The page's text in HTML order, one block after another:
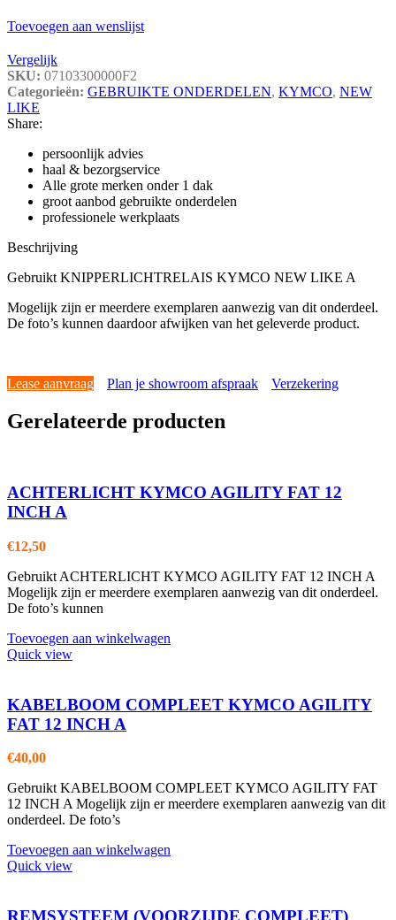
Toevoegen aan wenslijst
Vergelijk
SKU: 07103300000F2
Categorieën: GEBRUIKTE ONDERDELEN, KYMCO, NEW
LIKE
Share:
persoonlijk advies
haal & bezorgservice
Alle grote merken onder 1 dak
groot aanbod gebruikte onderdelen
professionele werkplaats
Beschrijving
Gebruikt KNIPPERLICHTRELAIS KYMCO NEW LIKE A
Mogelijk zijn er meerdere exemplaren aanwezig van dit onderdeel.
De foto’s kunnen daardoor afwijken van het geleverde product.
Lease aanvraag Plan je showroom afspraak Verzekering
Gerelateerde producten
ACHTERLICHT KYMCO AGILITY FAT 12
INCH A
€12,50
Gebruikt ACHTERLICHT KYMCO AGILITY FAT 12 INCH A
Mogelijk zijn er meerdere exemplaren aanwezig van dit onderdeel.
De foto’s kunnen
Toevoegen aan winkelwagen
Quick view
KABELBOOM COMPLEET KYMCO AGILITY
FAT 12 INCH A
€40,00
Gebruikt KABELBOOM COMPLEET KYMCO AGILITY FAT
12 INCH A Mogelijk zijn er meerdere exemplaren aanwezig van dit
onderdeel. De foto’s
Toevoegen aan winkelwagen
Quick view
REMSYSTEEM (VOORZIJDE COMPLEET)